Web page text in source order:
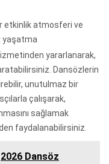
etkinlik atmosferi ve
yaşatma
yararlanarak,
Dansözlerin
unutulmaz bir
çalışarak,
sağlamak
faydalanabilirsiniz.
2026 Dansöz